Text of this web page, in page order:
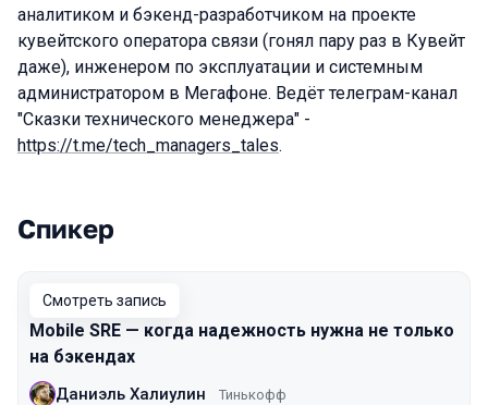
аналитиком и бэкенд-разработчиком на проекте
кувейтского оператора связи (гонял пару раз в Кувейт
даже), инженером по эксплуатации и системным
администратором в Мегафоне. Ведёт телеграм-канал
"Сказки технического менеджера" -
https://t.me/tech_managers_tales.
Выступления в сезоне 2023
Спикер
Смотреть запись
Mobile SRE — когда надежность нужна не только
на бэкендах
Даниэль Халиулин Тинькофф